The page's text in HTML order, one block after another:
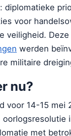
diplomatieke
voor
veiligheid.
werden
militaire
nu?
voor 14-15
met